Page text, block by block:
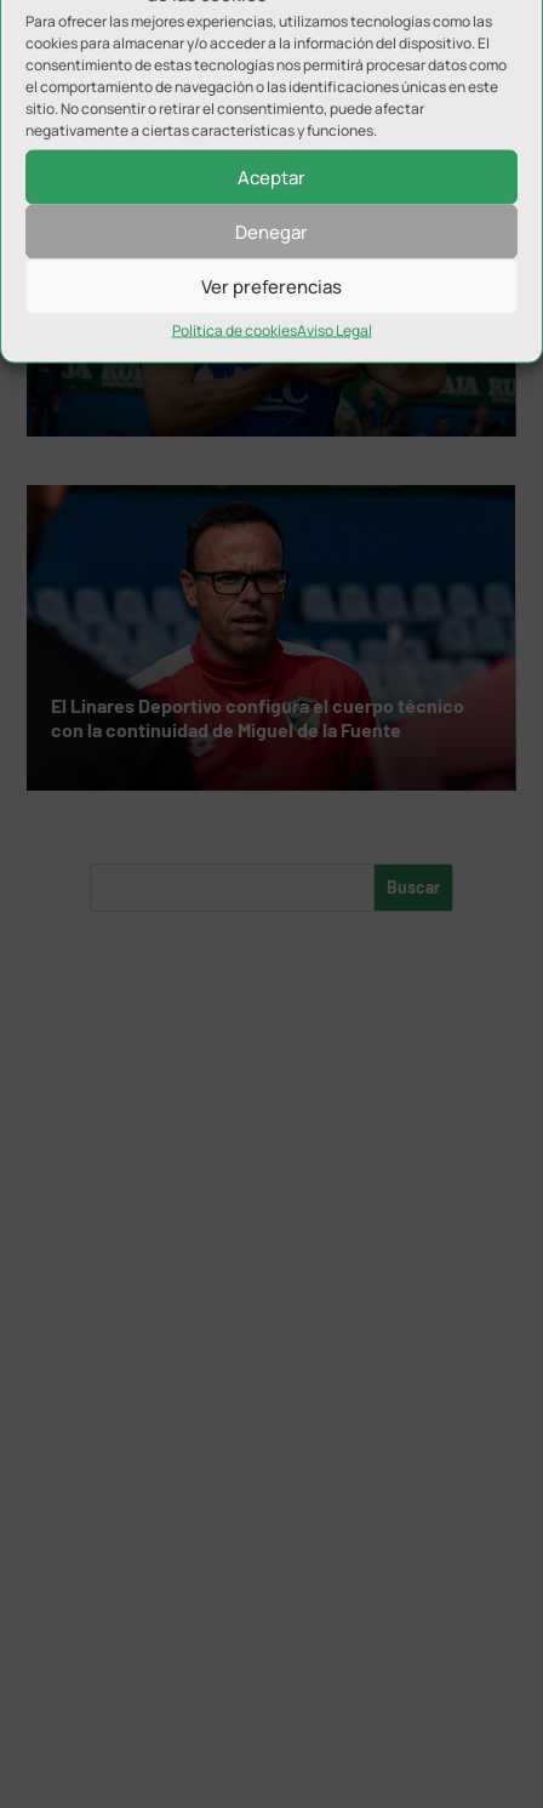
Para ofrecer las mejores experiencias, utilizamos tecnologías como las
cookies para almacenar y/o acceder a la información del dispositivo. El
consentimiento de estas tecnologías nos permitirá procesar datos como
el comportamiento de navegación o las identificaciones únicas en este
sitio. No consentir o retirar el consentimiento, puede afectar
negativamente a ciertas características y funciones.
Aceptar
Denegar
Ver preferencias
Política de cookiesAviso Legal
NOTICIAS RELACIONADAS
El Linares Deportivo configura el cuerpo técnico
con la continuidad de Miguel de la Fuente